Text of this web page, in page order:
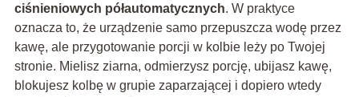
ciśnieniowych półautomatycznych. W praktyce
oznacza to, że urządzenie samo przepuszcza wodę przez
kawę, ale przygotowanie porcji w kolbie leży po Twojej
stronie. Mielisz ziarna, odmierzysz porcję, ubijasz kawę,
blokujesz kolbę w grupie zaparzającej i dopiero wtedy